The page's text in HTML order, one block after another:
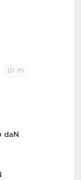
10 m
daN